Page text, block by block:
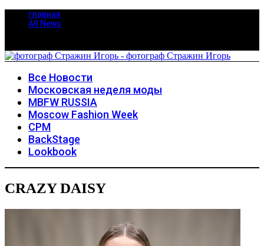
главная
All News
Все Новости
Московская неделя моды
MBFW RUSSIA
Moscow Fashion Week
CPM
BackStage
Lookbook
CRAZY DAISY